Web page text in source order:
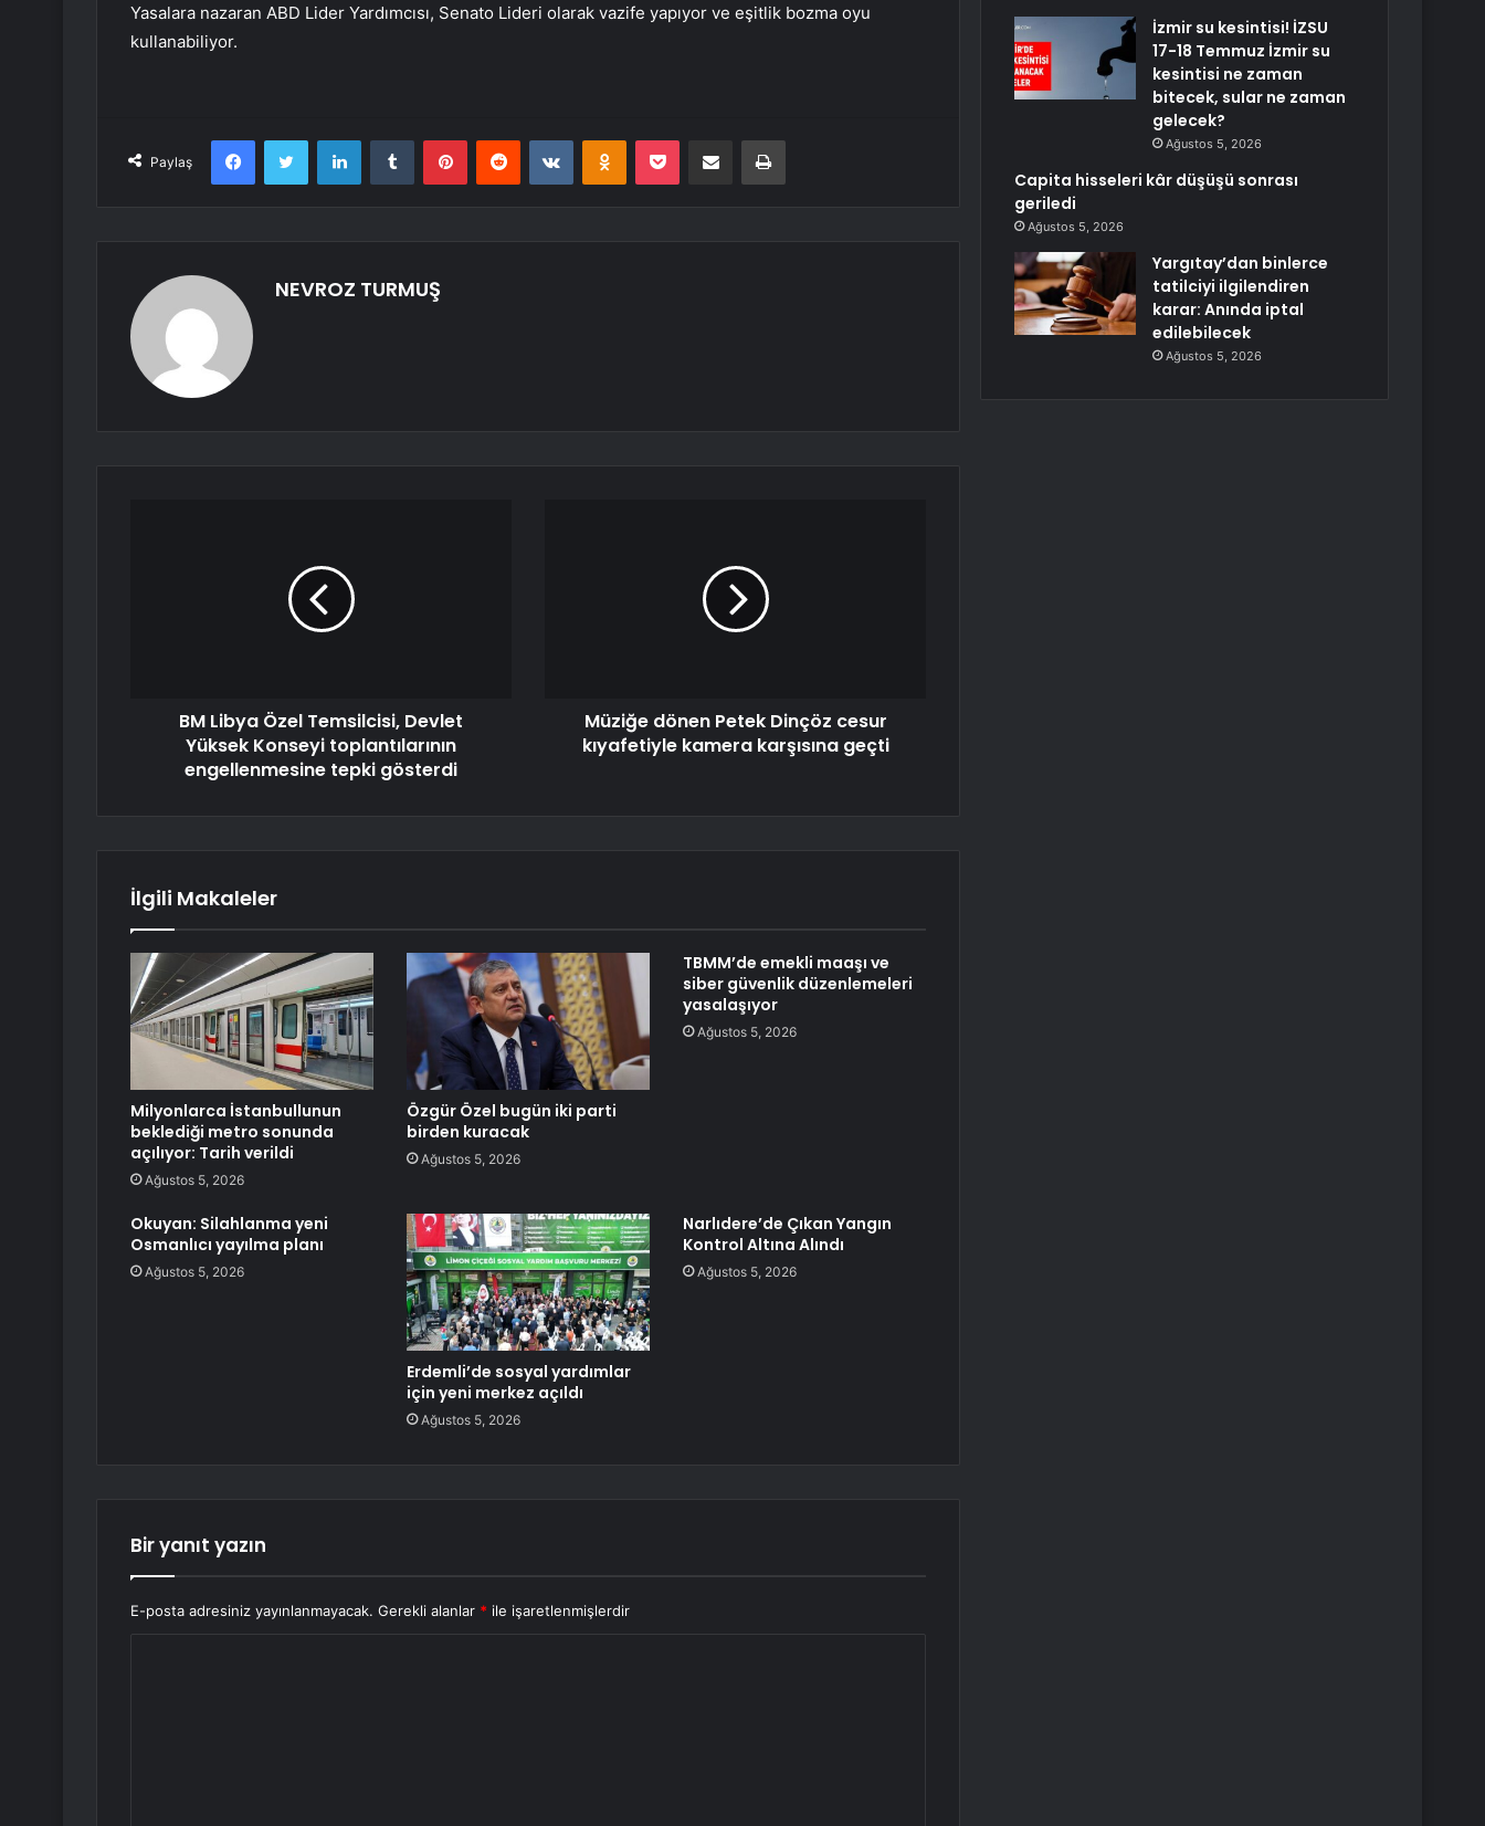
Yasalara nazaran ABD Lider Yardımcısı, Senato Lideri olarak vazife yapıyor ve eşitlik bozma oyu
kullanabiliyor.
Paylaş
FacebookTwitter LinkedInTumblr PinterestReddit VKontakteOdnoklassniki
Pocket E-Posta ile paylaş Yazdır
NEVROZ TURMUŞ
BM Libya Özel Temsilcisi, Devlet
Yüksek Konseyi toplantılarının
engellenmesine tepki gösterdi
Müziğe dönen Petek Dinçöz cesur
kıyafetiyle kamera karşısına geçti
İlgili Makaleler
Milyonlarca İstanbullunun
beklediği metro sonunda
açılıyor: Tarih verildi
Ağustos 5, 2026
Özgür Özel bugün iki parti
birden kuracak
Ağustos 5, 2026
TBMM’de emekli maaşı ve
siber güvenlik düzenlemeleri
yasalaşıyor
Ağustos 5, 2026
Okuyan: Silahlanma yeni
Osmanlıcı yayılma planı
Ağustos 5, 2026
Erdemli’de sosyal yardımlar
için yeni merkez açıldı
Ağustos 5, 2026
Narlıdere’de Çıkan Yangın
Kontrol Altına Alındı
Ağustos 5, 2026
Bir yanıt yazın
E-posta adresiniz yayınlanmayacak. Gerekli alanlar * ile işaretlenmişlerdir
İzmir su kesintisi! İZSU
17-18 Temmuz İzmir su
kesintisi ne zaman
bitecek, sular ne zaman
gelecek?
Ağustos 5, 2026
Capita hisseleri kâr düşüşü sonrası
geriledi
Ağustos 5, 2026
Yargıtay’dan binlerce
tatilciyi ilgilendiren
karar: Anında iptal
edilebilecek
Ağustos 5, 2026